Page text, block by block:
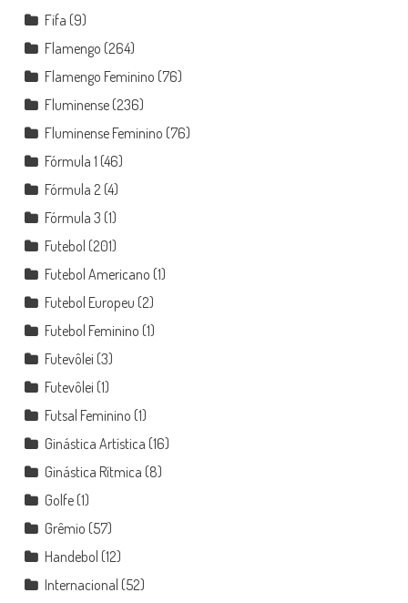
Fifa (9)
Flamengo (264)
Flamengo Feminino (76)
Fluminense(236)
Fluminense Feminino (76)
Fórmula 1 (46)
Fórmula 2(4)
Fórmula 3 (1)
Futebol (201)
Futebol Americano (1)
Futebol Europeu (2)
Futebol Feminino (1)
Futevôlei (3)
Futevôlei (1)
Futsal Feminino (1)
Ginástica Artística (16)
Ginástica Rítmica (8)
Golfe(1)
Grêmio (57)
Handebol (12)
Internacional (52)